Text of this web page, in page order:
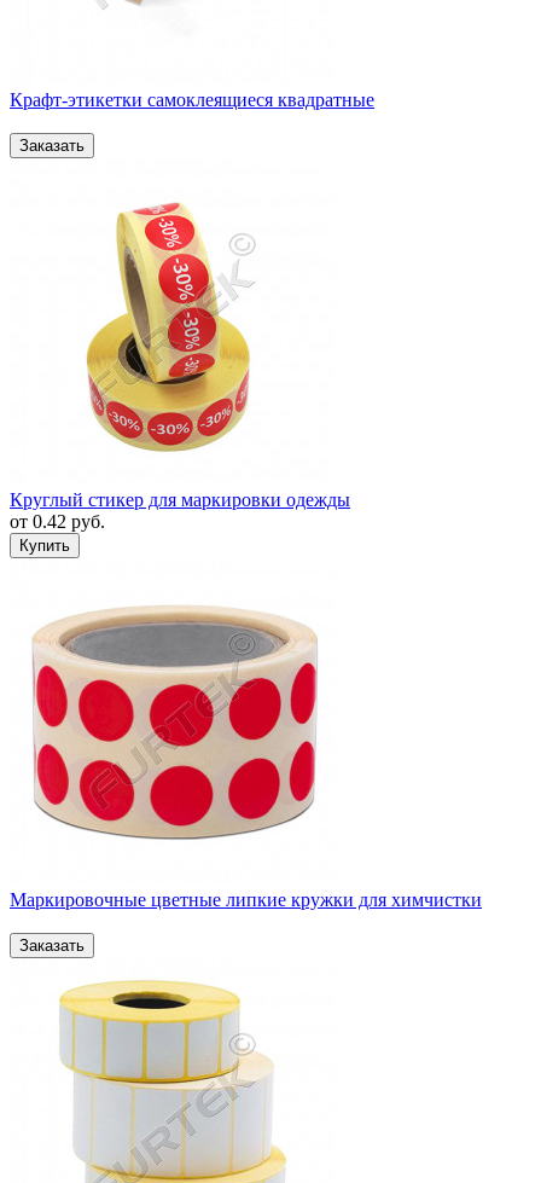
Крафт-этикетки самоклеящиеся квадратные
Круглый стикер для маркировки одежды
от 0.42 руб.
Маркировочные цветные липкие кружки для химчистки